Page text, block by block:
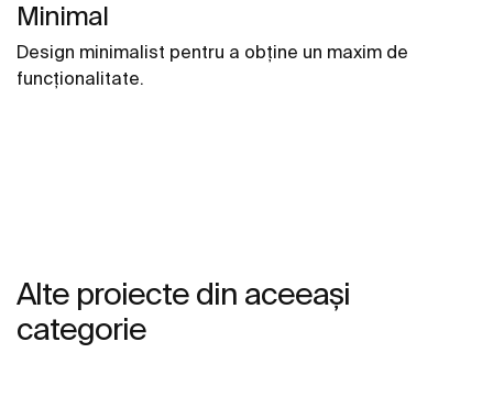
Minimal
Design minimalist pentru a obține un maxim de
funcționalitate.
Alte proiecte din aceeași
categorie